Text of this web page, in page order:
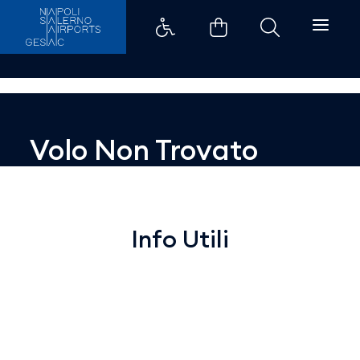
Dettaglio - Aeroporti di Napoli
Volo Non Trovato
Info Utili